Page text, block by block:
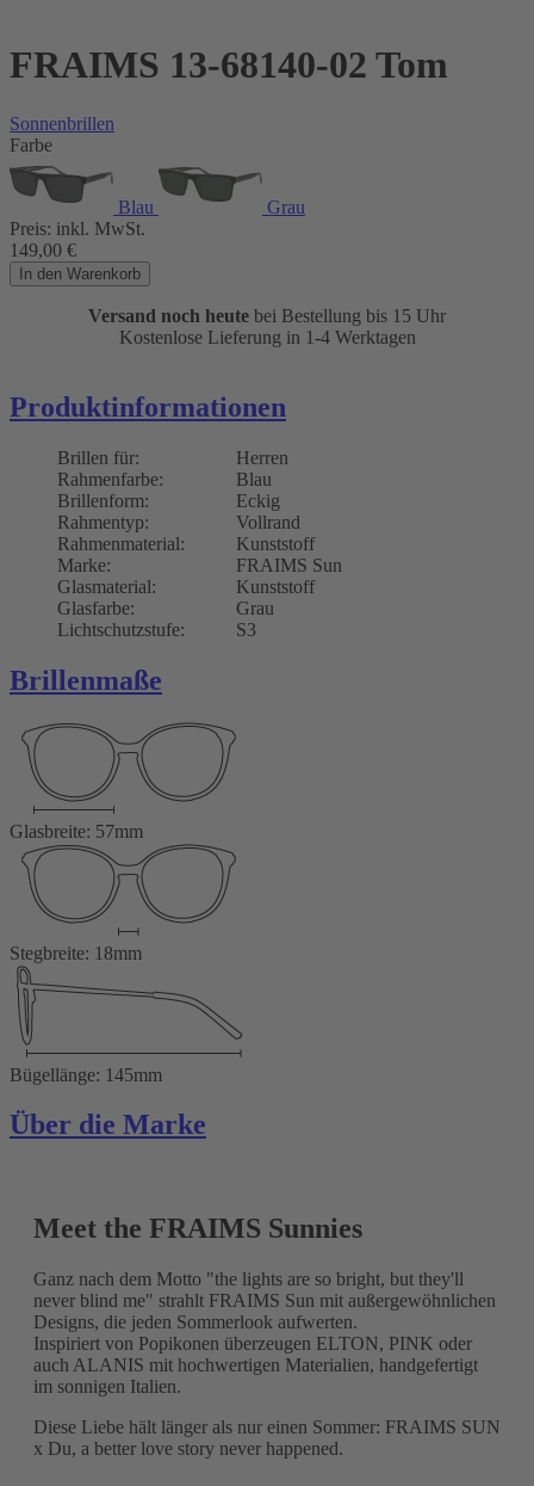
FRAIMS 13-68140-02 Tom
Sonnenbrillen
Farbe
Blau
Grau
Preis: inkl. MwSt.
149,00 €
In den Warenkorb
Versand noch heute bei Bestellung bis 15 Uhr
Kostenlose Lieferung in 1-4 Werktagen
Produktinformationen
Brillen für:
Herren
Rahmenfarbe:
Blau
Brillenform:
Eckig
Rahmentyp:
Vollrand
Rahmenmaterial:
Kunststoff
Marke:
FRAIMS Sun
Glasmaterial:
Kunststoff
Glasfarbe:
Grau
Lichtschutzstufe:
S3
Brillenmaße
Glasbreite: 57mm
Stegbreite: 18mm
Bügellänge: 145mm
Über die Marke
Meet the FRAIMS Sunnies
Ganz nach dem Motto "the lights are so bright, but they'll
never blind me" strahlt FRAIMS Sun mit außergewöhnlichen
Designs, die jeden Sommerlook aufwerten.
Inspiriert von Popikonen überzeugen ELTON, PINK oder
auch ALANIS mit hochwertigen Materialien, handgefertigt
im sonnigen Italien.
Diese Liebe hält länger als nur einen Sommer: FRAIMS SUN
x Du, a better love story never happened.